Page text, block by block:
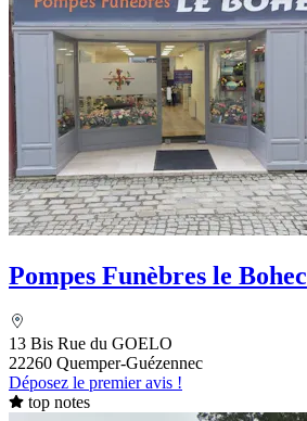
Pompes Funèbres le Bohec
13 Bis Rue du GOELO
22260 Quemper-Guézennec
Déposez le premier avis !
top notes